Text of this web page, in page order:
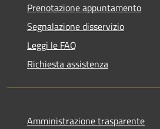
Prenotazione appuntamento
Segnalazione disservizio
Leggi le FAQ
Richiesta assistenza
Amministrazione trasparente